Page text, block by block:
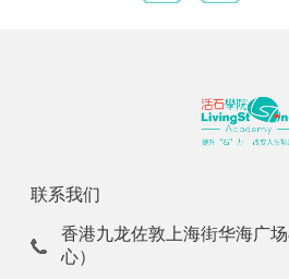
联系我们
香港九龙佐敦上海街华海广
心）